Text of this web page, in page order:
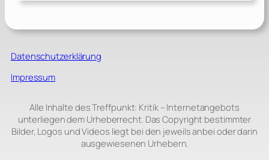
Datenschutzerklärung
Impressum
Alle Inhalte des Treffpunkt: Kritik – Internetangebots
unterliegen dem Urheberrecht. Das Copyright bestimmter
Bilder, Logos und Videos liegt bei den jeweils anbei oder darin
ausgewiesenen Urhebern.